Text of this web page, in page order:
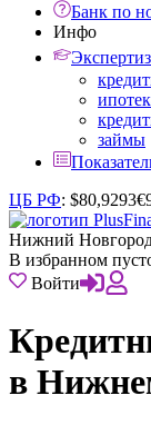
Банк по
Инфо
займы
ЦБ РФ: $80,9293€
Нижний
В избранном
Войти
в